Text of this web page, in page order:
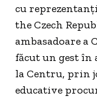
cu
the Czech
ambasadoare a
făcut un gest
la Centru, prin
educative